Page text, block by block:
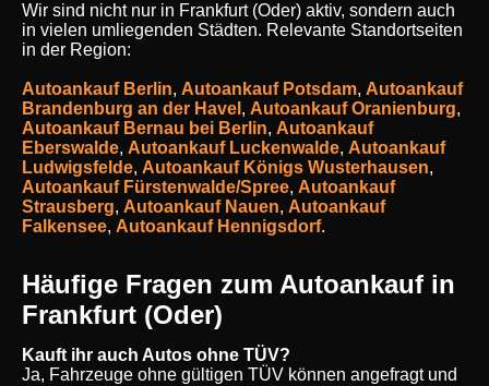
Wir sind nicht nur in Frankfurt (Oder) aktiv, sondern auch
in vielen umliegenden Städten. Relevante Standortseiten
in der Region:
Autoankauf Berlin, Autoankauf Potsdam, Autoankauf
Brandenburg an der Havel , Autoankauf Oranienburg,
Autoankauf Bernau bei Berlin, Autoankauf
Eberswalde, Autoankauf Luckenwalde, Autoankauf
Ludwigsfelde, Autoankauf Königs Wusterhausen,
Autoankauf Fürstenwalde/Spree, Autoankauf
Strausberg, Autoankauf Nauen, Autoankauf
Falkensee, Autoankauf Hennigsdorf.
Häufige Fragen zum Autoankauf in
Frankfurt (Oder)
Kauft ihr auch Autos ohne TÜV?
Ja, Fahrzeuge ohne gültigen TÜV können angefragt und